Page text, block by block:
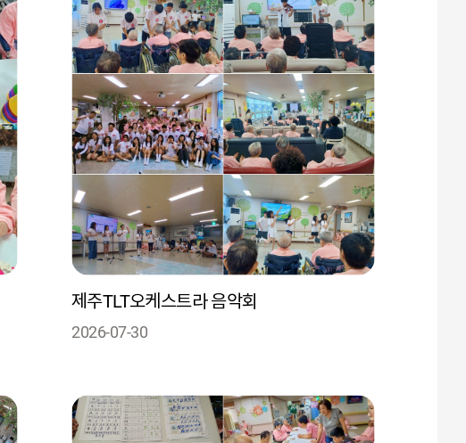
제주TLT오케스트라 음악회
2026-07-30